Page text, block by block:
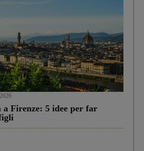
Firenze: 5 idee per far